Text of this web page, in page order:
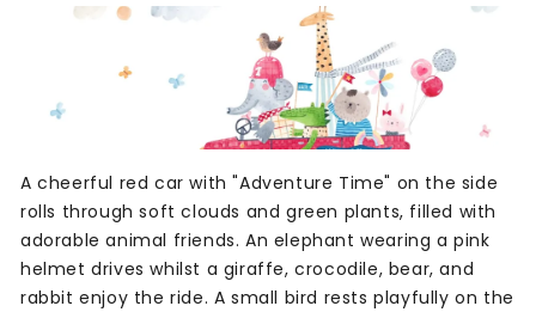
A cheerful red car with "Adventure Time" on the side
rolls through soft clouds and green plants, filled with
adorable animal friends. An elephant wearing a pink
helmet drives whilst a giraffe, crocodile, bear, and
rabbit enjoy the ride. A small bird rests playfully on the